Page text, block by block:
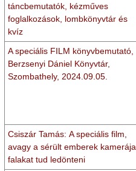
táncbemutatók, kézműves
foglalkozások, lombkönyvtár és
kvíz
A speciális FILM könyvbemutató,
Berzsenyi Dániel Könyvtár,
Szombathely, 2024.09.05.
Csiszár Tamás: A speciális film,
avagy a sérült emberek kamerája
falakat tud ledönteni